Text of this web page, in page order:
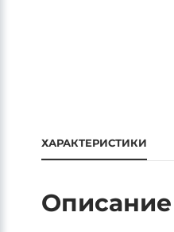
ХАРАКТЕРИСТИКИ
Описание